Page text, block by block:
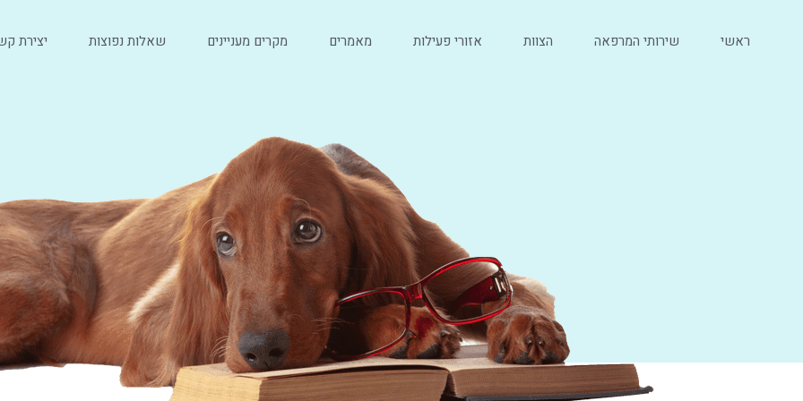
ראשי שירותי המרפאה הצוות אזורי פעילות מאמרים מקרים מעניינים שאלות נפוצות יצירת